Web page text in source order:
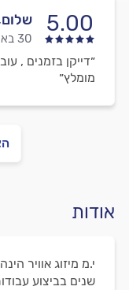
5.00
30 באפריל, 2018
״דייקן בזמנים ,
מומלץ״
אודות
שנים בביצוע